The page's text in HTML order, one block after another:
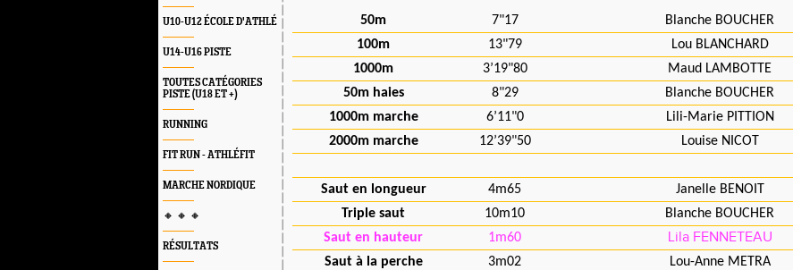
U10-U12 ÉCOLE D'ATHLÉ
U14-U16 PISTE
TOUTES CATÉGORIES
PISTE (U18 ET +)
RUNNING
FIT RUN - ATHLÉFIT
MARCHE NORDIQUE
🔸 🔸 🔸
RÉSULTATS
50m
7"17 Blanche BOUCHER
100m
13"79 Lou BLANCHARD
1000m
3’19"80 Maud LAMBOTTE
50m haies
8"29 Blanche BOUCHER
1000m marche
6’11"0 Lili-Marie PITTION
2000m marche
12’39"50 Louise NICOT
Saut en longueur 4m65 Janelle BENOIT
Triple saut
10m10 Blanche BOUCHER
Saut en hauteur
1m60 Lila FENNETEAU
Saut à la perche
3m02 Lou-Anne METRA